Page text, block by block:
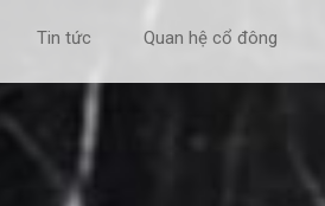
Tin tức Quan hệ cổ đông